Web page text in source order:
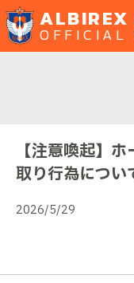
OFFICIAL
【注意喚起】
取り行為につい
2026/5/29